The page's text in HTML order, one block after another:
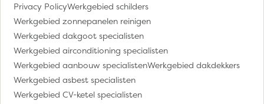
Privacy PolicyWerkgebied schilders
Werkgebied zonnepanelen reinigen
Werkgebied dakgoot specialisten
Werkgebied airconditioning specialisten
Werkgebied aanbouw specialistenWerkgebied dakdekkers
Werkgebied asbest specialisten
Werkgebied CV-ketel specialisten